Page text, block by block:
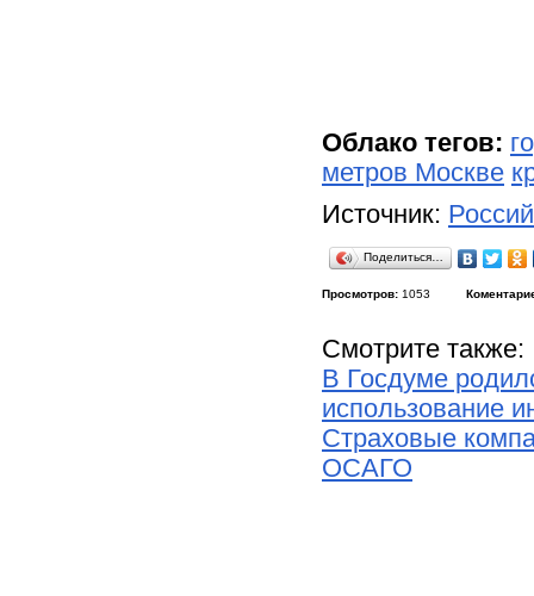
Облако тегов:
метров Москве
Источник:
Поделиться…
Просмотров: 1053
Смотрите также:
В Госдуме
использование
Страховые
ОСАГО